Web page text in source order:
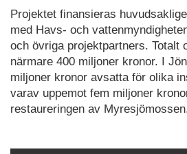
Projektet finansieras
med Havs- och
och övriga projektpartners. Totalt
närmare 400 miljoner kronor. I
miljoner kronor avsatta för olika
varav uppemot fem miljoner
restaureringen av